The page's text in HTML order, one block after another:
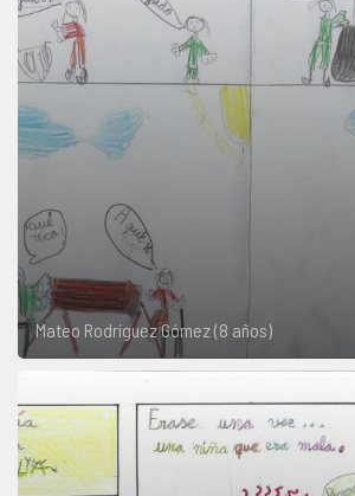
Mateo Rodríguez Gómez (8 años)